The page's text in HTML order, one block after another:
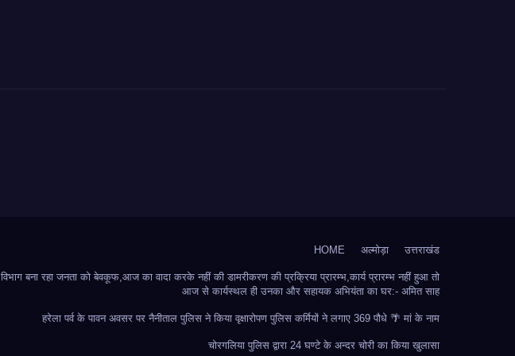
HOME अल्मोड़ा उत्तराखंड
विभाग बना रहा जनता को बेवकूफ,आज का वादा करके नहीं की डामरीकरण की प्रक्रिया प्रारम्भ,कार्य प्रारम्भ नहीं हुआ तो
आज से कार्यस्थल ही उनका और सहायक अभियंता का घर:- अमित साह
हरेला पर्व के पावन अवसर पर नैनीताल पुलिस ने किया वृक्षारोपण पुलिस कर्मियों ने लगाए 369 पौधे 🌴 मां के नाम
चोरगलिया पुलिस द्वारा 24 घण्टे के अन्दर चोरी का किया खुलासा